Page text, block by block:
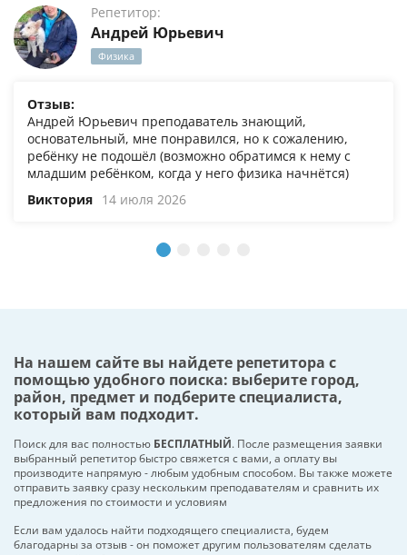
Репетитор:
Андрей Юрьевич
Физика
Отзыв:
Андрей Юрьевич преподаватель знающий,
основательный, мне понравился, но к сожалению,
ребёнку не подошёл (возможно обратимся к нему с
младшим ребёнком, когда у него физика начнётся)
Виктория 14 июля 2026
На нашем сайте вы найдете репетитора с
помощью удобного поиска: выберите город,
район, предмет и подберите специалиста,
который вам подходит.
Поиск для вас полностью БЕСПЛАТНЫЙ. После размещения заявки
выбранный репетитор быстро свяжется с вами, а оплату вы
производите напрямую - любым удобным способом. Вы также можете
отправить заявку сразу нескольким преподавателям и сравнить их
предложения по стоимости и условиям
Если вам удалось найти подходящего специалиста, будем
благодарны за отзыв - он поможет другим пользователям сделать